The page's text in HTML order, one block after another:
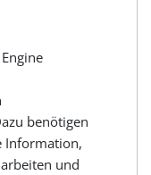
benötigen
Information,
und